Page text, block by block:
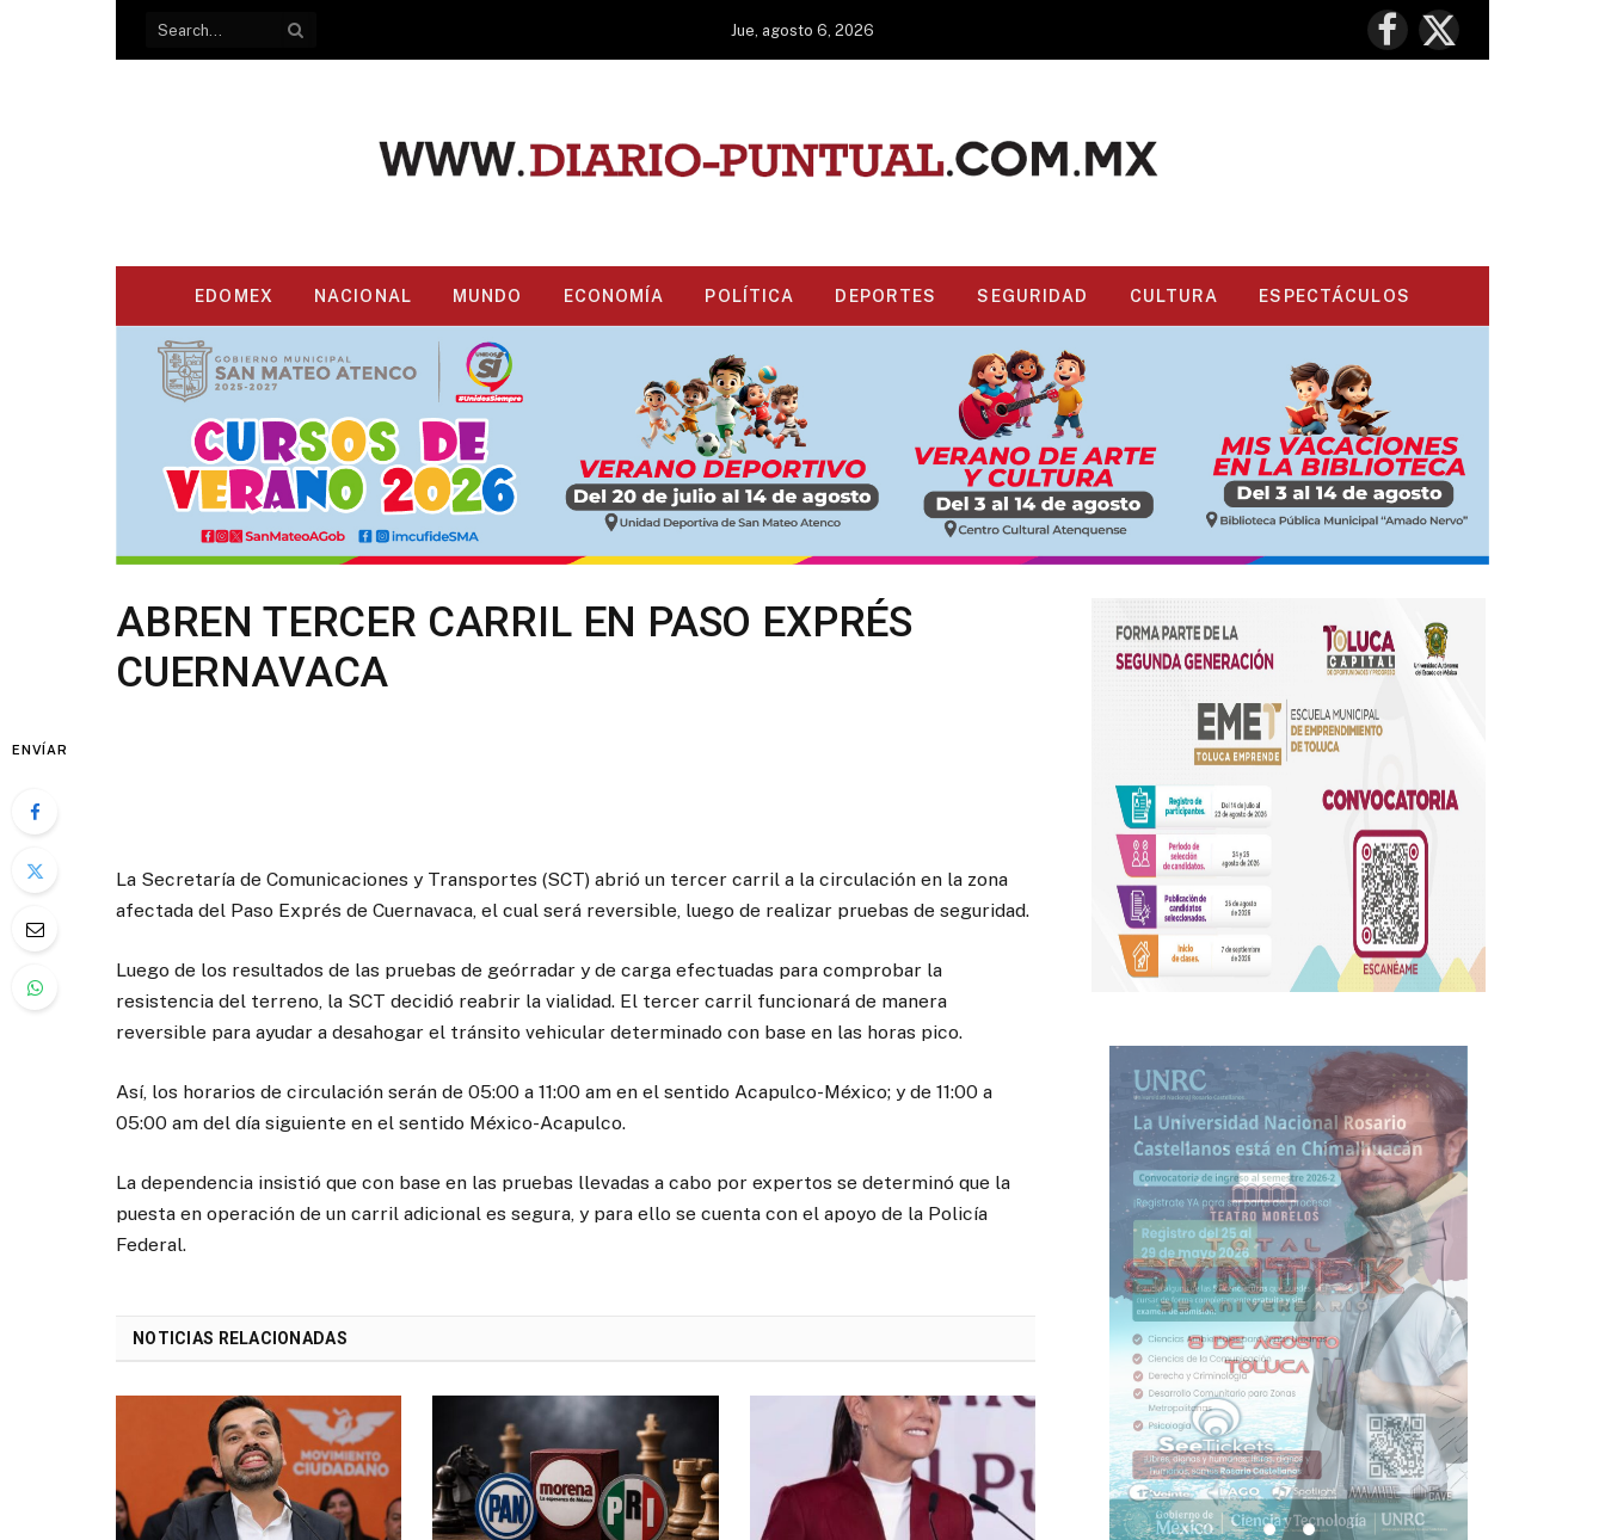
Jue, agosto 6, 2026
Facebook
X
(Twitter)
EDOMEX NACIONAL MUNDO ECONOMÍA POLÍTICA DEPORTES SEGURIDAD CULTURA ESPECTÁCULOS
ABREN TERCER CARRIL EN PASO EXPRÉS
CUERNAVACA
ENVÍAR
La Secretaría de Comunicaciones y Transportes (SCT) abrió un tercer carril a la circulación en la zona
afectada del Paso Exprés de Cuernavaca, el cual será reversible, luego de realizar pruebas de seguridad.
Luego de los resultados de las pruebas de geórradar y de carga efectuadas para comprobar la
resistencia del terreno, la SCT decidió reabrir la vialidad. El tercer carril funcionará de manera
reversible para ayudar a desahogar el tránsito vehicular determinado con base en las horas pico.
Así, los horarios de circulación serán de 05:00 a 11:00 am en el sentido Acapulco-México; y de 11:00 a
05:00 am del día siguiente en el sentido México-Acapulco.
La dependencia insistió que con base en las pruebas llevadas a cabo por expertos se determinó que la
puesta en operación de un carril adicional es segura, y para ello se cuenta con el apoyo de la Policía
Federal.
NOTICIAS RELACIONADAS